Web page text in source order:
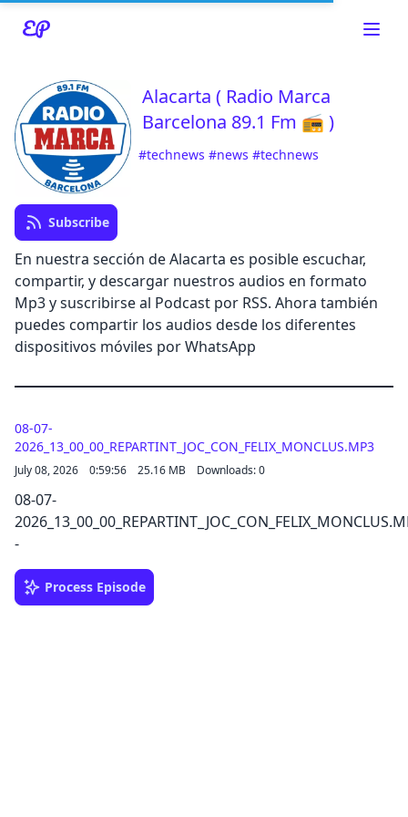
Read about our content policies
Alacarta ( Radio Marca
Barcelona 89.1 Fm 📻 )
#technews #news #technews
Subscribe
En nuestra sección de Alacarta es posible escuchar,
compartir, y descargar nuestros audios en formato
Mp3 y suscribirse al Podcast por RSS. Ahora también
puedes compartir los audios desde los diferentes
dispositivos móviles por WhatsApp
Cancel
08-07-
2026_13_00_00_REPARTINT_JOC_CON_FELIX_MONCLUS.MP3
July 08, 2026 0:59:56 25.16 MB Downloads: 0
08-07-
-
Process Episode